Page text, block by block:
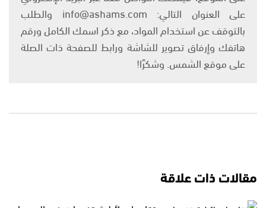
على العنوان التالي: info@ashams.com والطلب
بالتوقف عن استخدام المواد، مع ذكر اسمك الكامل ورقم
هاتفك وإرفاق تصوير للشاشة ورابط للصفحة ذات الصلة
على موقع الشمس. وشكرًا!
مقالات ذات علاقة